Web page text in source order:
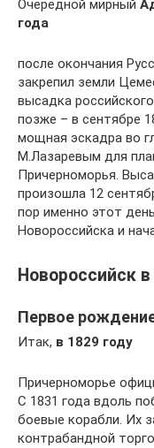
Очередной мирный
года
после окончания
закрепил земли
высадка
позже – в сентябре
мощная эскадра во
М.Лазаревым для
Причерноморья.
произошла 12
пор именно этот
Новороссийска и
Новороссийск
Первое
Итак, в 1829 году
Причерноморье
С 1831 года вдоль
боевые корабли. Их
контрабандной